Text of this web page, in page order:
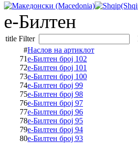
е-Билтен
title Filter
#Наслов на артиклот
71е-Билтен број 102
72е-Билтен број 101
73е-Билтен број 100
74е-Билтен број 99
75е-Билтен број 98
76е-Билтен број 97
77е-Билтен број 96
78е-Билтен број 95
79е-Билтен број 94
80е-Билтен број 93